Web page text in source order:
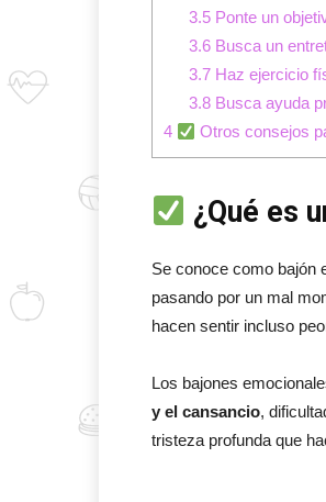
3.5Ponte un
3.6Busca un
3.7Haz ejercicio
3.8Busca ayuda
4
Otros consejos
¿Qué es
Se conoce como bajón
pasando por un mal
hacen sentir incluso
Los bajones
y el cansancio,
tristeza profunda que